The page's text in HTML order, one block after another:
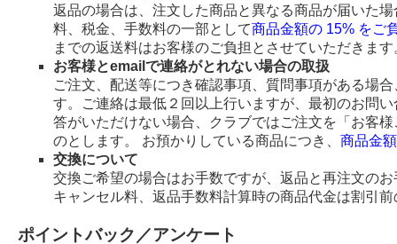
返品の場合は、注文した商品と異なる商品が届いた
料、税金、手数料の一部として商品金額の 15% をご
までの返送料はお客様のご負担とさせていただきます
お客様とemailで連絡がとれない場合の取扱
ご注文、配送等につき確認事項、質問事項がある場
す。ご連絡は最低２回以上行いますが、最初のお問
答がいただけない場合、クラブではご注文を「お客
のとします。 お預かりしている商品につき、 商品金
交換について
交換ご希望の場合はお手数ですが、返品と再注文の
キャンセル料、返品手数料計算時の商品代金は割引
ポイントバック／アンケート